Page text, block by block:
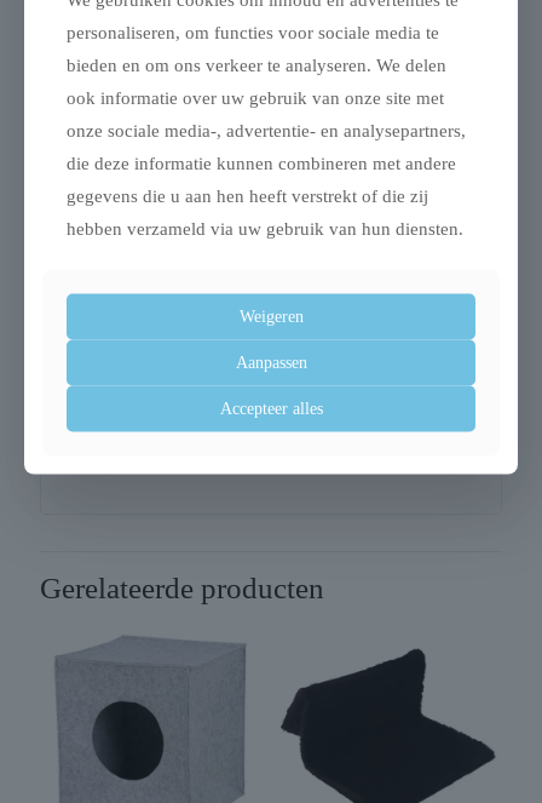
Met Eend: Vlees en dierlijke bijproducten* (18%,
waarvan eend 4%), plantaardige eiwitextracten, vis en
Analytische bestanddelen: Vocht 78%, eiwit 13,5%,
vetgehalte 2,6%, ruwe as 2,6%, ruwe celstof 0,05%,
E 18 IE, IJzer(II)sulfaat-monohydraat (Fe:9,3 mg),
Calciumjodaat, watervrij (I: 0,23 mg), Koper(II)sulfaat-
Gerelateerde producten
personaliseren, om functies voor sociale media te
bieden en om ons verkeer te analyseren. We delen
ook informatie over uw gebruik van onze site met
onze sociale media-, advertentie- en analysepartners,
die deze informatie kunnen combineren met andere
gegevens die u aan hen heeft verstrekt of die zij
hebben verzameld via uw gebruik van hun diensten.
Weigeren
Aanpassen
Accepteer alles